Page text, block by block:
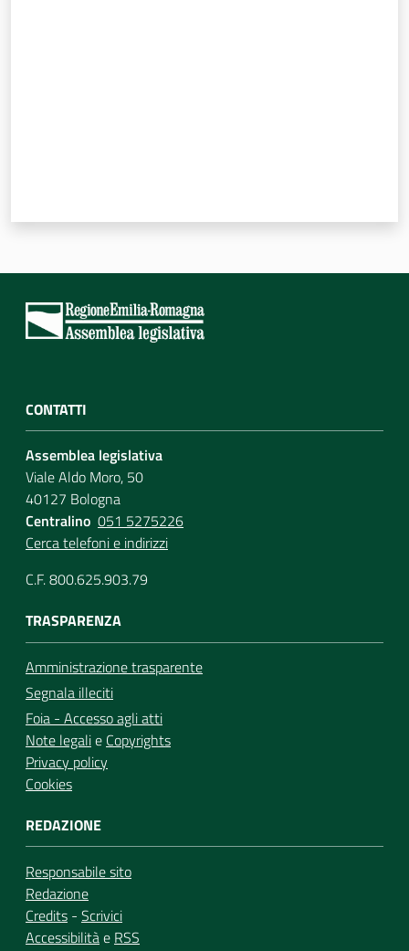
CONTATTI
Assemblea legislativa
Viale Aldo Moro, 50
40127 Bologna
Centralino 051 5275226
Cerca telefoni e indirizzi
C.F. 800.625.903.79
TRASPARENZA
Amministrazione trasparente
Segnala illeciti
Foia - Accesso agli atti
Note legalie Copyrights
Privacy policy
Cookies
REDAZIONE
Responsabile sito
Redazione
Credits - Scrivici
Accessibilitàe RSS